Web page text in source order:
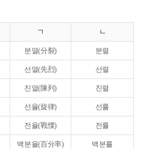
ㄱ ㄴ
분열(分裂) 분렬
선열(先烈) 선렬
진열(陳列) 진렬
선율(旋律) 선률
전율(戰慄) 전률
백분율(百分率) 백분률